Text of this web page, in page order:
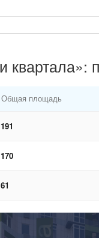
квартала»:
Общая площадь
191
170
61